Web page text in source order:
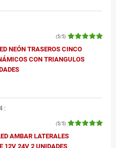
(5/5)
NEÓN TRASEROS CINCO
CON TRIANGULOS
:
(5/5)
AMBAR LATERALES
12V 24V 2 UNIDADES